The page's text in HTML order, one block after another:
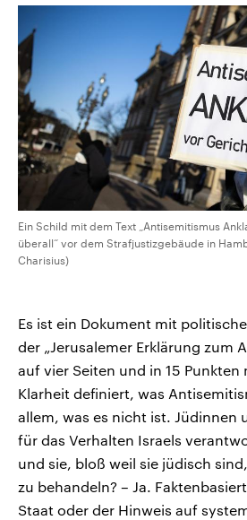
Ein Schild mit dem Text „Antisemitismus
überall“ vor dem Strafjustizgebäude in
Charisius)
Es ist ein Dokument mit
der „Jerusalemer Erklärung zum
auf vier Seiten und in 15
Klarheit definiert, was
allem, was es nicht ist. Jüdinnen
für das Verhalten Israels
und sie, bloß weil sie jüdisch
zu behandeln? – Ja.
Staat oder der Hinweis auf